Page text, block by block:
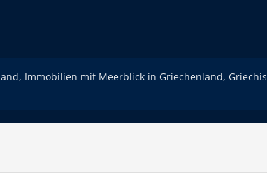
Immobilien mit Meerblick in Griechenland,